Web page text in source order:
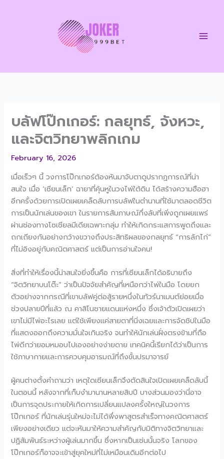
บลัฟโป๊กเกอร์: กลยุทธ์, จังหวะ,
และจิตวิทยาพลิกเกม
February 16, 2026
เมื่อเร็วๆ นี้ วงการโป๊กเกอร์ต้องหันมาจับตาดูปรากฏการณ์ที่น่า
สนใจ เมื่อ ‘เซียนเล็ก’ ฉายาที่คุ้นหูในวงไพ่ใต้ดิน ได้สร้างความฮือฮา
อีกครั้งด้วยการเปิดเผยเคล็ดลับการบลัฟในตำนานที่ใช้มาตลอดชีวิต
การเป็นนักเล่นของเขา ในรายการสัมภาษณ์กึ่งลับที่เพิ่งถูกเผยแพร่
ผ่านช่องทางโซเชียลมีเดียเฉพาะกลุ่ม ทำให้เกิดกระแสการพูดถึงและ
ถกเถียงกันอย่างกว้างขวางถึงประสิทธิผลของกลยุทธ์ “การลักไก่”
ที่ไม่อิงอยู่กับคณิตศาสตร์ แต่เป็นการอ่านใจคน!
สิ่งที่ทำให้เรื่องนี้น่าสนใจยิ่งขึ้นคือ การที่เซียนเล็กได้อธิบายถึง
“จิตวิทยาบนโต๊ะ” ว่าเป็นปัจจัยสำคัญที่เหนือกว่าไพ่ในมือ โดยยก
ตัวอย่างจากกรณีที่เขาบลัฟคู่ต่อสู้รายหนึ่งในทัวร์นาเมนต์ย่อยเมื่อ
ช่วงปลายปีที่แล้ว ณ คาสิโนชายแดนแห่งหนึ่ง ซึ่งเจ้าตัวเปิดเผยว่า
เขาไม่มีไพ่อะไรเลย แต่ใช้เพียงแค่สายตาที่นิ่งเฉยและการจัดชิปในมือ
ที่แสดงออกถึงความมั่นใจเกินจริง จนทำให้นักเล่นฝั่งตรงข้ามที่ถือ
ไพ่ดีกว่ายอมหมอบไปเองอย่างง่ายดาย เทคนิคนี้เรียกได้ว่าเป็นการ
ใช้ภาษากายและการควบคุมอารมณ์ที่ถึงขั้นปรมาจารย์
ผู้คนต่างตั้งคำถามว่า เหตุใดเซียนเล็กจึงตัดสินใจเปิดเผยเคล็ดลับนี้
ในตอนนี้ หลังจากที่เก็บงำมานานหลายสิบปี บางส่วนมองว่านี่อาจ
เป็นการจุดประกายให้เกิดการเปลี่ยนแปลงครั้งใหญ่ในวงการ
โป๊กเกอร์ ที่นักเล่นรุ่นใหม่จะไม่ได้พึ่งพาสูตรสำเร็จทางคณิตศาสตร์
เพียงอย่างเดียว แต่จะหันมาให้ความสำคัญกับมิติทางจิตวิทยาและ
ปฏิสัมพันธ์ระหว่างผู้เล่นมากขึ้น ซึ่งหากเป็นเช่นนั้นจริง โลกของ
โป๊กเกอร์ก็อาจจะเข้าสู่ยุคใหม่ที่ไม่เหมือนเดิมอีกต่อไป